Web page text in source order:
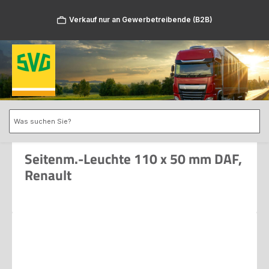
Verkauf nur an Gewerbetreibende (B2B)
Seitenm.-Leuchte 110 x 50 mm DAF,
Renault